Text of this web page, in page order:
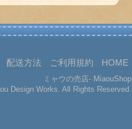
配送方法 ご利用規約 HOME
ミャウの売店- MiaouShop
Design Works. All Rights Reserved.